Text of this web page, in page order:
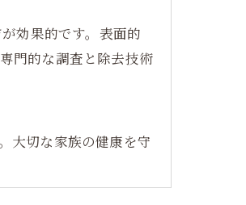
効果的です。表面的
門的な調査と除去技術
大切な家族の健康を守